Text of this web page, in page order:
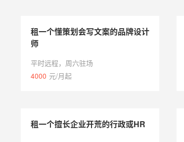
租一个懂策划会写文案的品牌设计
师
平时远程，周六驻场
4000 元/月起
租一个擅长企业开荒的行政或HR